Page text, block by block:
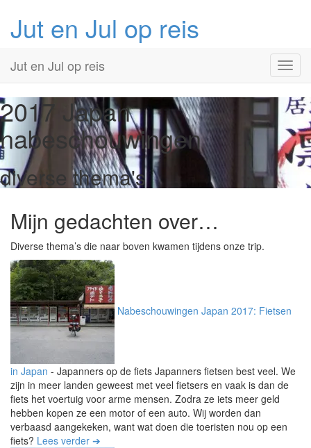
Jut en Jul op reis
Primary
Menu
content
Jut en Jul op reis
2017 Japan
nabeschouwingen
diverse thema's
Mijn gedachten over…
Diverse thema’s die naar boven kwamen tijdens onze trip.
Nabeschouwingen Japan 2017: Fietsen
in Japan - Japanners op de fiets Japanners fietsen best veel. We
zijn in meer landen geweest met veel fietsers en vaak is dan de
fiets het voertuig voor arme mensen. Zodra ze iets meer geld
hebben kopen ze een motor of een auto. Wij worden dan
verbaasd aangekeken, want wat doen die toeristen nou op een
fiets? Lees verder ➔